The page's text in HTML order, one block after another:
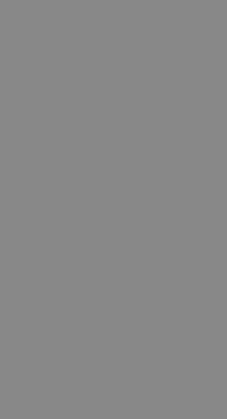
y se utiliza para
de la sesión.